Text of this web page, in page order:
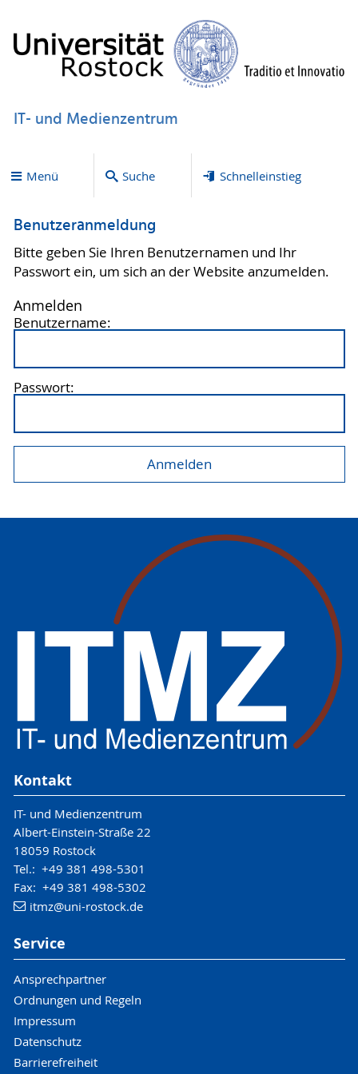
IT- und Medienzentrum
Menü Suche Schnelleinstieg
Benutzeranmeldung
Bitte geben Sie Ihren Benutzernamen und Ihr
Passwort ein, um sich an der Website anzumelden.
Anmelden
Benutzername:
Passwort:
Kontakt
IT- und Medienzentrum
Albert-Einstein-Straße 22
18059 Rostock
Tel.: +49 381 498-5301
Fax: +49 381 498-5302
itmz@uni-rostock.de
Service
Ansprechpartner
Ordnungen und Regeln
Impressum
Datenschutz
Barrierefreiheit